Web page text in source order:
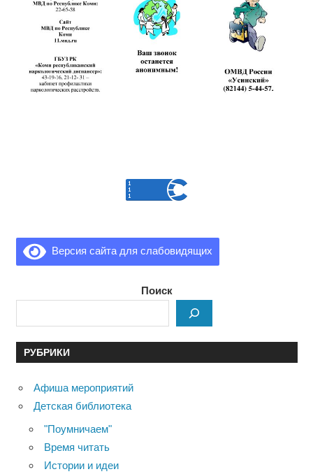
Версия сайта для слабовидящих
Поиск
РУБРИКИ
Афиша мероприятий
Детская библиотека
"Поумничаем"
Время читать
Истории и идеи